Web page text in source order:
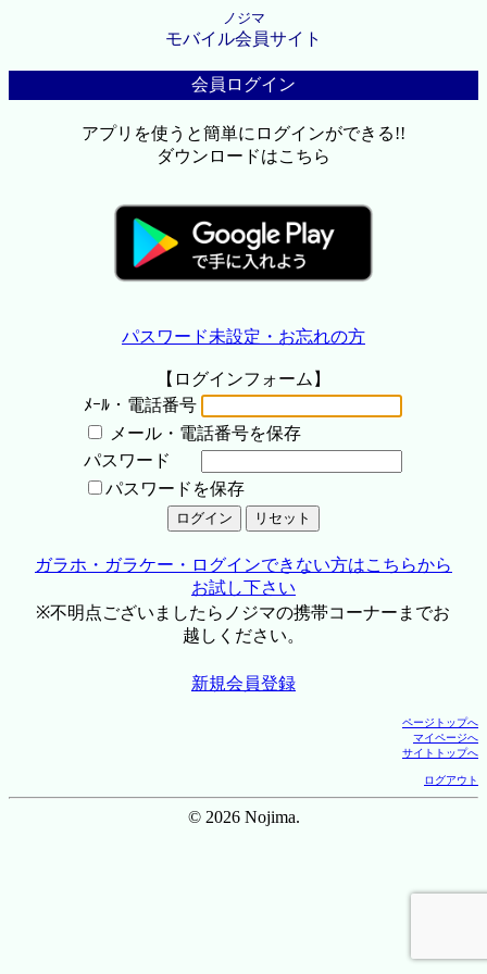
ノジマ
モバイル会員サイト
会員ログイン
アプリを使うと簡単にログインができる!!
ダウンロードはこちら
パスワード未設定・お忘れの方
【ログインフォーム】
ﾒｰﾙ・電話番号
メール・電話番号を保存
パスワード
パスワードを保存
ガラホ・ガラケー・ログインできない方はこちらから
お試し下さい
※不明点ございましたらノジマの携帯コーナーまでお
越しください。
新規会員登録
ページトップへ
マイページへ
サイトトップへ
ログアウト
© 2026 Nojima.